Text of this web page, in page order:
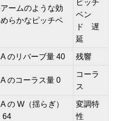
ームのような効
らかなピッチベ
ピッチ
ベン
ド 遅
延
のリバーブ量 40 残響
のコーラス量 0
コーラ
ス
の W（揺らぎ）
64
変調特
性